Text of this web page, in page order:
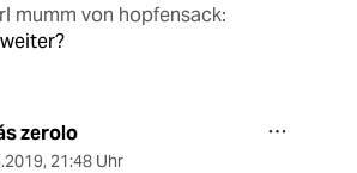
mumm von hopfensack:
zerolo
, 21:48 Uhr